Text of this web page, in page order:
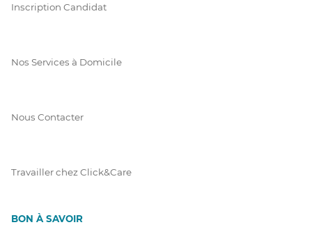
Inscription Candidat
Nos Services à Domicile
Nous Contacter
Travailler chez Click&Care
BON À SAVOIR